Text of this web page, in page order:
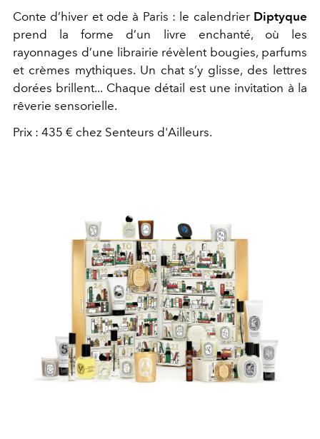
Conte d’hiver et ode à Paris : le calendrier Diptyque
prend la forme d’un livre enchanté, où les
rayonnages d’une librairie révèlent bougies, parfums
et crèmes mythiques. Un chat s’y glisse, des lettres
dorées brillent... Chaque détail est une invitation à la
rêverie sensorielle.
Prix : 435 € chez Senteurs d'Ailleurs.